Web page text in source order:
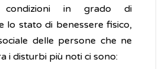
in grado di
lo stato di benessere fisico,
delle persone che ne
i disturbi più noti ci sono: